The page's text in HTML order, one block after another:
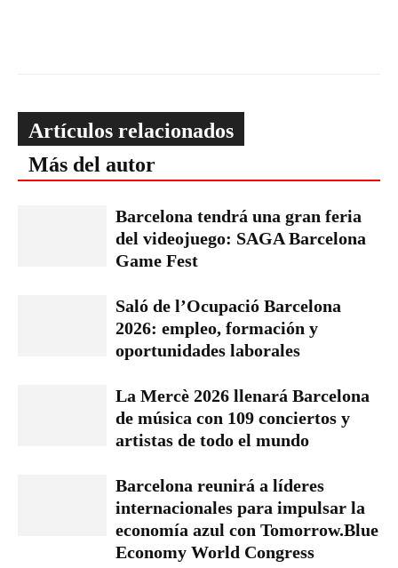
Artículos relacionados
Más del autor
Barcelona tendrá una gran feria
del videojuego: SAGA Barcelona
Game Fest
Saló de l’Ocupació Barcelona
2026: empleo, formación y
oportunidades laborales
La Mercè 2026 llenará Barcelona
de música con 109 conciertos y
artistas de todo el mundo
Barcelona reunirá a líderes
internacionales para impulsar la
economía azul con Tomorrow.Blue
Economy World Congress